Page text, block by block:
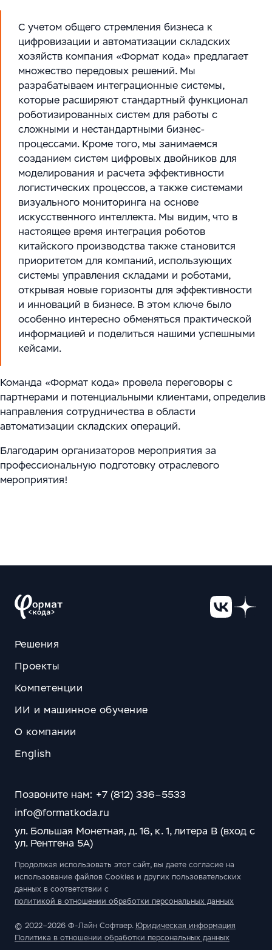
С учетом общего стремления бизнеса к
цифровизации и автоматизации складских
хозяйств компания «Формат кода» предлагает
множество передовых решений. Мы
разрабатываем интеграционные системы,
которые расширяют стандартный функционал
роботизированных систем для работы с
сложными и нестандартными бизнес-
процессами. Кроме того, мы занимаемся
созданием систем цифровых двойников для
моделирования и расчета эффективности
логистических процессов, а также системами
визуального мониторинга на основе
искусственного интеллекта. Мы видим, что в
настоящее время интеграция роботов
китайского производства также становится
приоритетом для компаний, использующих
системы управления складами и роботами,
открывая новые горизонты для эффективности
и инноваций в бизнесе. В этом ключе было
особенно интересно обменяться практической
информацией и поделиться нашими успешными
кейсами.
Команда «Формат кода» провела переговоры с
партнерами и потенциальными клиентами, определив
направления сотрудничества в области
автоматизации складских операций.
Благодарим организаторов мероприятия за
профессиональную подготовку отраслевого
мероприятия!
Решения
Проекты
Компетенции
ИИ и машинное обучение
О компании
English
Позвоните нам: +7 (812) 336–5533
info@formatkoda.ru
ул. Большая Монетная, д. 16, к. 1, литера В (вход с
ул. Рентгена 5А)
Продолжая использовать этот сайт, вы даете согласие на
использование файлов Cookies и других пользовательских
данных в соответствии с
политикой в отношении обработки персональных данных
© 2022–2026 Ф-Лайн Софтвер. Юридическая информация
Политика в отношении обработки персональных данных